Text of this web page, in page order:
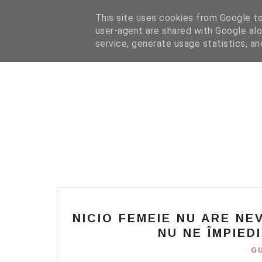
I WANT YOUR TEXT COFFEE READING
NICIO FEMEIE NU ARE
NU NE
This site uses cookies from Google
user-agent are shared with Google
service, generate usage statistics,